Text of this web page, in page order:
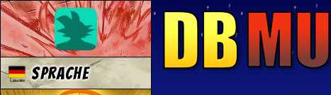
Sprache